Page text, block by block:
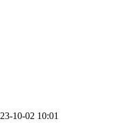
23-10-02 10:01